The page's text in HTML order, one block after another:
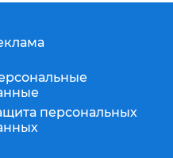
персональных